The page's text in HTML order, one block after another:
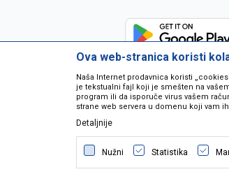
Nastojimo da budemo što precizniji u opisu
grešaka. Svi artikli na sajtu su dio naše ponude i ne
©2026
Ova web-stranica koristi
Naša Internet prodavnica koristi
je tekstualni fajl koji je smešten na
program ili da isporuče virus vašem
strane web servera u domenu koji vam
Detaljnije
Nužni Statistika